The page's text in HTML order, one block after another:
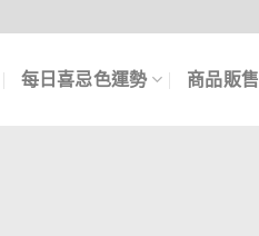
每日喜忌色運勢 商品販售